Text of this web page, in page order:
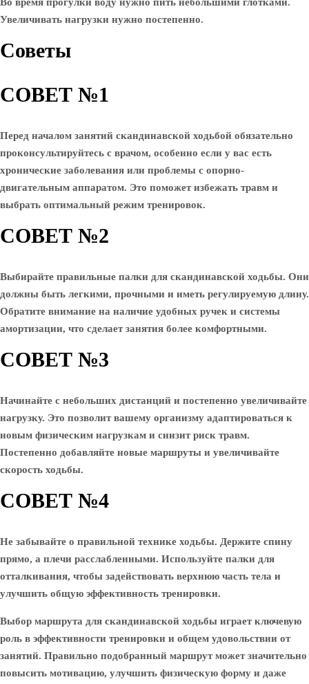
Увеличивать нагрузки нужно постепенно.
Советы
СОВЕТ №1
Перед началом занятий скандинавской ходьбой обязательно
проконсультируйтесь с врачом, особенно если у вас есть
хронические заболевания или проблемы с опорно-
двигательным аппаратом. Это поможет избежать травм и
выбрать оптимальный режим тренировок.
СОВЕТ №2
Выбирайте правильные палки для скандинавской ходьбы. Они
должны быть легкими, прочными и иметь регулируемую длину.
Обратите внимание на наличие удобных ручек и системы
амортизации, что сделает занятия более комфортными.
СОВЕТ №3
Начинайте с небольших дистанций и постепенно увеличивайте
нагрузку. Это позволит вашему организму адаптироваться к
новым физическим нагрузкам и снизит риск травм.
Постепенно добавляйте новые маршруты и увеличивайте
скорость ходьбы.
СОВЕТ №4
Не забывайте о правильной технике ходьбы. Держите спину
прямо, а плечи расслабленными. Используйте палки для
отталкивания, чтобы задействовать верхнюю часть тела и
улучшить общую эффективность тренировки.
Выбор маршрута для скандинавской ходьбы играет ключевую
роль в эффективности тренировки и общем удовольствии от
занятий. Правильно подобранный маршрут может значительно
повысить мотивацию, улучшить физическую форму и даже